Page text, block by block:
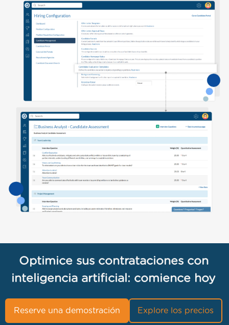
Optimice sus contrataciones con
inteligencia artificial: comience hoy
Reserve una demostración Explore los precios